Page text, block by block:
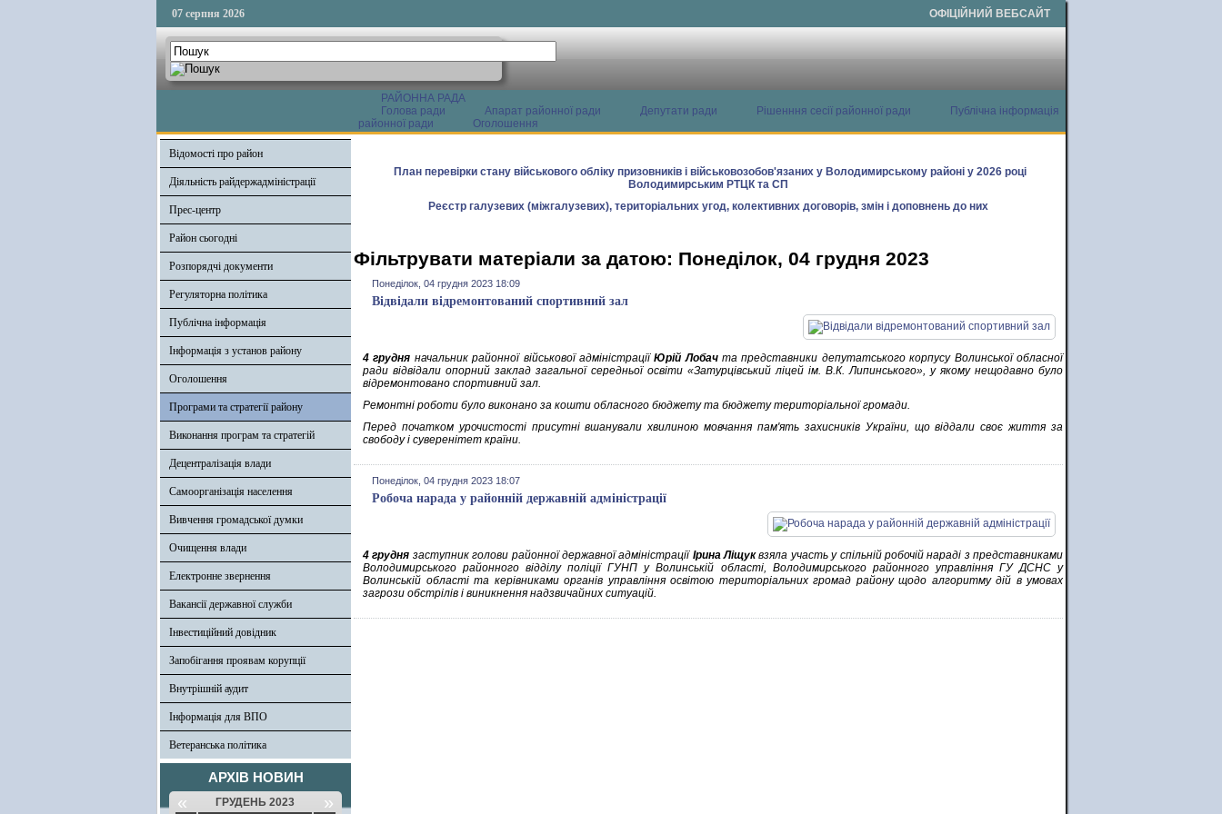
07 серпня 2026 ОФІЦІЙНИЙ ВЕБСАЙТ
РАЙОННА РАДА
Голова ради
Апарат районної ради Депутати ради Рішенння сесії районної ради
Публічна інформація
районної ради
Оголошення
Відомості про район
Діяльність райдержадміністрації
Прес-центр
Район сьогодні
Розпорядчі документи
Регуляторна політика
Публічна інформація
Інформація з установ району
Оголошення
Програми та стратегії району
Виконання програм та стратегій
Децентралізація влади
Самоорганізація населення
Вивчення громадської думки
Очищення влади
Електронне звернення
Вакансії державної служби
Інвестиційний довідник
Запобігання проявам корупції
Внутрішній аудит
Інформація для ВПО
Ветеранська політика
АРХІВ НОВИН
« ГРУДЕНЬ 2023 »
План перевірки стану військового обліку призовників і військовозобов'язаних у Володимирському районі у 2026 році
Володимирським РТЦК та СП
Реєстр галузевих (міжгалузевих), територіальних угод, колективних договорів, змін і доповнень до них
Фільтрувати матеріали за датою: Понеділок, 04 грудня 2023
Понеділок, 04 грудня 2023 18:09
Відвідали відремонтований спортивний зал
4 грудня начальник районної військової адміністраціїЮрій Лобачта представники депутатського корпусу Волинської обласної
ради відвідали опорний заклад загальної середньої освіти «Затурцівський ліцей ім. В.К. Липинського», у якому нещодавно було
відремонтовано спортивний зал.
Ремонтні роботи було виконано за кошти обласного бюджету та бюджету територіальної громади.
Перед початком урочистості присутні вшанували хвилиною мовчання пам'ять захисників України, що віддали своє життя за
свободу і суверенітет країни.
Понеділок, 04 грудня 2023 18:07
Робоча нарада у районній державній адміністрації
4 грудня заступник голови районної державної адміністрації Ірина Ліщуквзяла участь у спільній робочій нараді з представниками
Володимирського районного відділу поліції ГУНП у Волинській області, Володимирського районного управління ГУ ДСНС у
Волинській області та керівниками органів управління освітою територіальних громад району щодо алгоритму дій в умовах
загрози обстрілів і виникнення надзвичайних ситуацій.